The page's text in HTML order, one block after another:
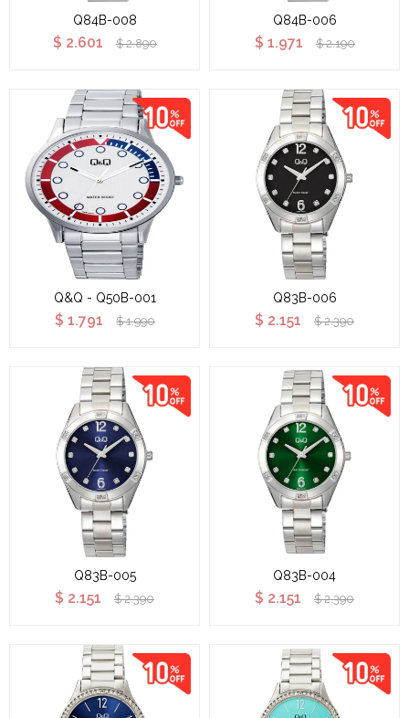
Q84B-008
$ 2.601 $ 2.890
Q84B-006
$ 1.971 $ 2.190
Q&Q - Q50B-001
$ 1.791 $ 1.990
Q83B-006
$ 2.151 $ 2.390
Q83B-005
$ 2.151 $ 2.390
Q83B-004
$ 2.151 $ 2.390